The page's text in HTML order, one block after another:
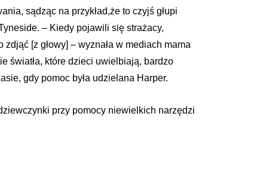
sądząc na przykład,że to czyjś głupi
– Kiedy pojawili się strażacy,
[z głowy] – wyznała w mediach mama
światła, które dzieci uwielbiają, bardzo
gdy pomoc była udzielana Harper.
przy pomocy niewielkich narzędzi